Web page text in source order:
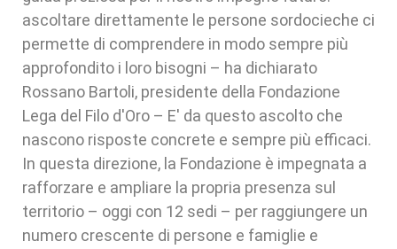
ascoltare direttamente le persone sordocieche ci
permette di comprendere in modo sempre più
approfondito i loro bisogni – ha dichiarato
Rossano Bartoli, presidente della Fondazione
Lega del Filo d'Oro – E' da questo ascolto che
nascono risposte concrete e sempre più efficaci.
In questa direzione, la Fondazione è impegnata a
rafforzare e ampliare la propria presenza sul
territorio – oggi con 12 sedi – per raggiungere un
numero crescente di persone e famiglie e